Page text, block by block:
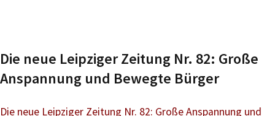
Die neue Leipziger Zeitung Nr. 82: Große
Anspannung und Bewegte Bürger
Die neue Leipziger Zeitung Nr. 82: Große Anspannung und